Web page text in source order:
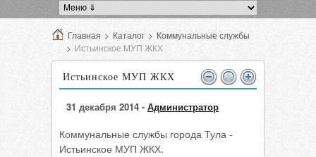
Главная > Каталог > Коммунальные службы
> Истьинское МУП ЖКХ
Истьинское МУП ЖКХ
31 декабря 2014 - Администратор
Коммунальные службы города Тула -
Истьинское МУП ЖКХ.